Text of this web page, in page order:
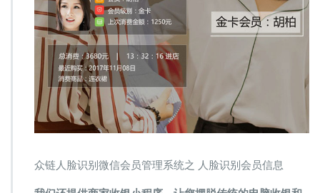
众链人脸识别微信会员管理系统之 人脸识别会员信息